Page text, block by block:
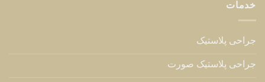
خدمات
جراحی پلاستیک
جراحی پلاستیک صورت